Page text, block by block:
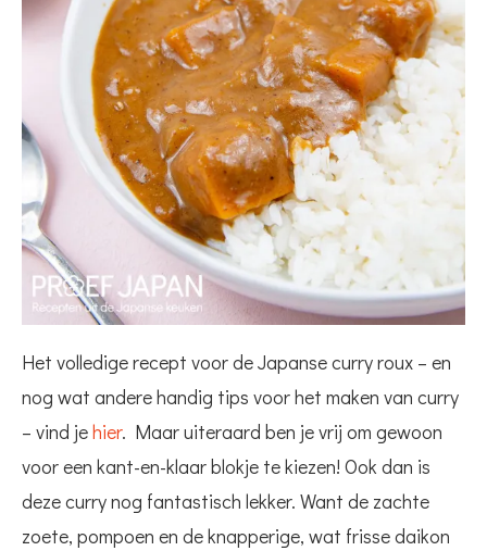
Het volledige recept voor de Japanse curry roux – en
nog wat andere handig tips voor het maken van curry
– vind jehier. Maar uiteraard ben je vrij om gewoon
voor een kant-en-klaar blokje te kiezen! Ook dan is
deze curry nog fantastisch lekker. Want de zachte
zoete, pompoen en de knapperige, wat frisse daikon